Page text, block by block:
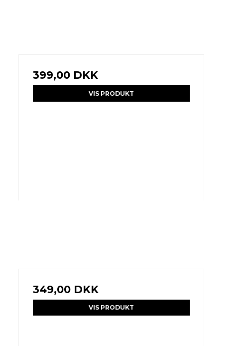
399,00 DKK
VIS PRODUKT
349,00 DKK
VIS PRODUKT